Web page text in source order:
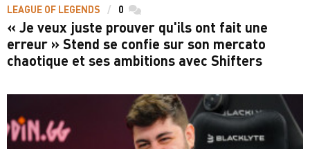
LEAGUE OF LEGENDS 0 commentaires
« Je veux juste prouver qu'ils ont fait une
erreur » Stend se confie sur son mercato
chaotique et ses ambitions avec Shifters